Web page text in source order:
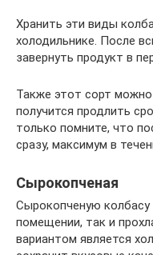
Хранить эти виды
холодильнике. После
завернуть продукт в
Также этот сорт
получится продлить
только помните, что
сразу, максимум в
Сырокопченая
Сырокопченую
помещении, так и
вариантом является